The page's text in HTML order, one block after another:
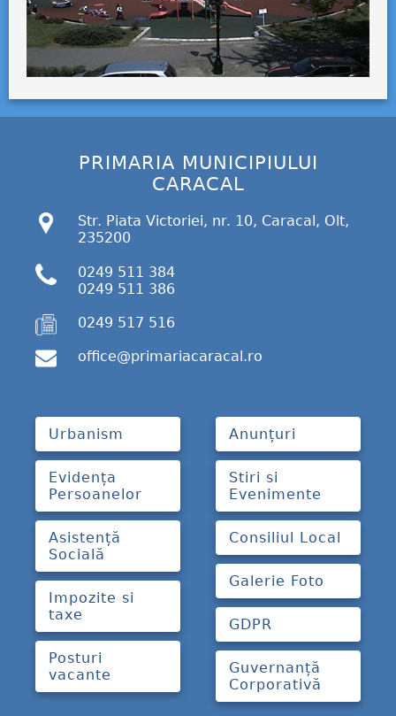
PRIMARIA MUNICIPIULUI
CARACAL
Str. Piata Victoriei, nr. 10, Caracal, Olt,
235200
0249 511 384
0249 511 386
0249 517 516
office@primariacaracal.ro
Urbanism
Evidența
Persoanelor
Asistență
Socială
Impozite si
taxe
Posturi
vacante
Anunțuri
Stiri si
Evenimente
Consiliul Local
Galerie Foto
GDPR
Guvernanță
Corporativă